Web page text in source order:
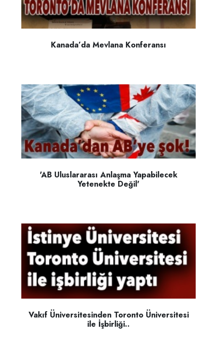
Kanada’da Mevlana Konferansı
'AB Uluslararası Anlaşma Yapabilecek
Yetenekte Değil'
Vakıf Üniversitesinden Toronto Üniversitesi
ile İşbirliği..